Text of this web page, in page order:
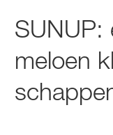
SUNUP:
meloen